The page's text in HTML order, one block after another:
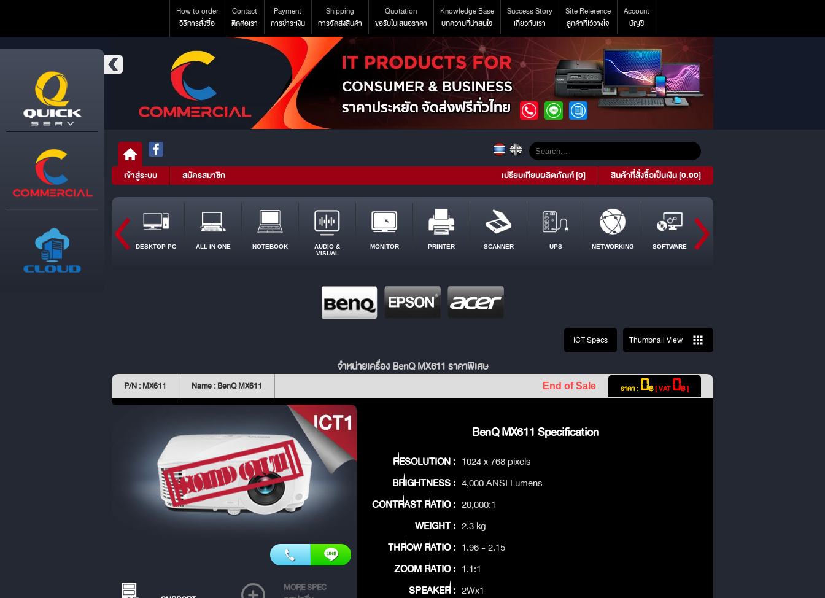
How to order
วิธีการสั่งซื้อ
Contact
ติดต่อเรา
Payment
การชำระเงิน
Shipping
การจัดส่งสินค้า
Quotation
ขอรับใบเสนอราคา
Knowledge Base
บทความที่น่าสนใจ
Success Story
เกี่ยวกับเรา
Site Reference
ลูกค้าที่ไว้วางใจ
Account
บัญชี
เข้าสู่ระบบ สมัครสมาชิก สินค้าที่สั่งซื้อเป็นเงิน [0.00]
เปรียบเทียบผลิตภัณฑ์ [0]
DESKTOP PC ALL IN ONE NOTEBOOK
AUDIO &
VISUAL
MONITOR PRINTER SCANNER UPS NETWORKING SOFTWARE
ICT Specs Thumbnail View
จำหน่ายเครื่อง BenQ MX611 ราคาพิเศษ
P/N : MX611 Name : BenQ MX611 ราคา : 0฿[ VAT0฿ ]
End of Sale
MORE SPEC
BenQ MX611 Specification
RESOLUTION : 1024 x 768 pixels
BRIGHTNESS : 4,000 ANSI Lumens
CONTRAST RATIO : 20,000:1
WEIGHT : 2.3 kg
THROW RATIO : 1.96 - 2.15
ZOOM RATIO : 1.1:1
SPEAKER : 2Wx1